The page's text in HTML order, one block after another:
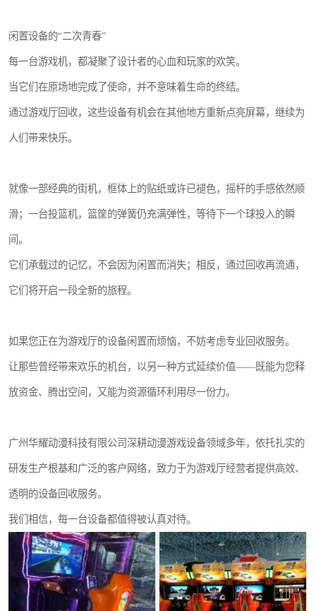
闲置设备的“二次青春”
每一台游戏机，都凝聚了设计者的心血和玩家的欢笑。
当它们在原场地完成了使命，并不意味着生命的终结。
通过游戏厅回收，这些设备有机会在其他地方重新点亮屏幕，继续为
人们带来快乐。
就像一部经典的街机，框体上的贴纸或许已褪色，摇杆的手感依然顺
滑；一台投篮机，篮筐的弹簧仍充满弹性，等待下一个球投入的瞬
间。
它们承载过的记忆，不会因为闲置而消失；相反，通过回收再流通，
它们将开启一段全新的旅程。
如果您正在为游戏厅的设备闲置而烦恼，不妨考虑专业回收服务。
让那些曾经带来欢乐的机台，以另一种方式延续价值——既能为您释
放资金、腾出空间，又能为资源循环利用尽一份力。
广州华耀动漫科技有限公司深耕动漫游戏设备领域多年，依托扎实的
研发生产根基和广泛的客户网络，致力于为游戏厅经营者提供高效、
透明的设备回收服务。
我们相信，每一台设备都值得被认真对待。